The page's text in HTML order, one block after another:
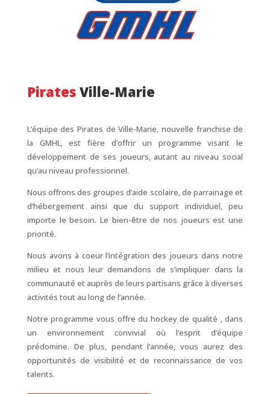
PiratesVille-Marie
L’équipe des Pirates de Ville-Marie, nouvelle franchise de
la GMHL, est fière d’offrir un programme visant le
développement de ses joueurs, autant au niveau social
qu’au niveau professionnel.
Nous offrons des groupes d’aide scolaire, de parrainage et
d’hébergement ainsi que du support individuel, peu
importe le besoin. Le bien-être de nos joueurs est une
priorité.
Nous avons à coeur l’intégration des joueurs dans notre
milieu et nous leur demandons de s’impliquer dans la
communauté et auprès de leurs partisans grâce à diverses
activités tout au long de l’année.
Notre programme vous offre du hockey de qualité , dans
un environnement convivial où l’esprit d’équipe
prédomine. De plus, pendant l’année, vous aurez des
opportunités de visibilité et de reconnaissance de vos
talents.